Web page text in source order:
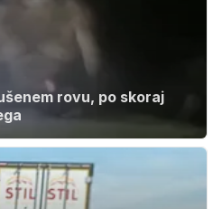
rovu, po skoraj